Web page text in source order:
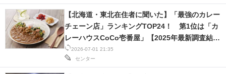
2026-07-01 21:35
センター
【北海道・東北在住者に聞いた】「最強のカレー
チェーン店」ランキングTOP24！ 第1位は「カ
レーハウスCoCo壱番屋」【2025年最新調査結
果】